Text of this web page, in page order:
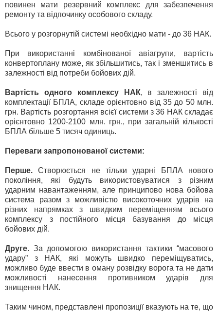
повинен мати резервний комплекс для забезпечення
ремонту та відпочинку особового складу.
Всього у розгорнутій системі необхідно мати - до 36 НАК.
При використанні комбінованої авіагрупи, вартість
конвертоплану може, як збільшитись, так і зменшитись в
залежності від потреби бойових дій.
Вартість одного комплексу НАК, в залежності від
комплектації БПЛА, складе орієнтовно від 35 до 50 млн.
грн. Вартість розгортання всієї системи з 36 НАК складає
орієнтовно 1200-2100 млн. грн., при загальній кількості
БПЛА більше 5 тисяч одиниць.
Переваги запропонованої системи:
Перше.Створюється не тільки ударні БПЛА нового
покоління, які будуть використовуватися з різним
ударним навантаженням, але принципово нова бойова
система разом з можливістю високоточних ударів на
різних напрямках з швидким переміщенням всього
комплексу з постійного місця базування до місця
бойових дій.
Друге. За допомогою використання тактики “масового
удару” з НАК, які можуть швидко переміщуватись,
можливо буде ввести в оману розвідку ворога та не дати
можливості нанесення противником ударів для
знищення НАК.
Таким чином, представлені пропозиції вказують на те, що